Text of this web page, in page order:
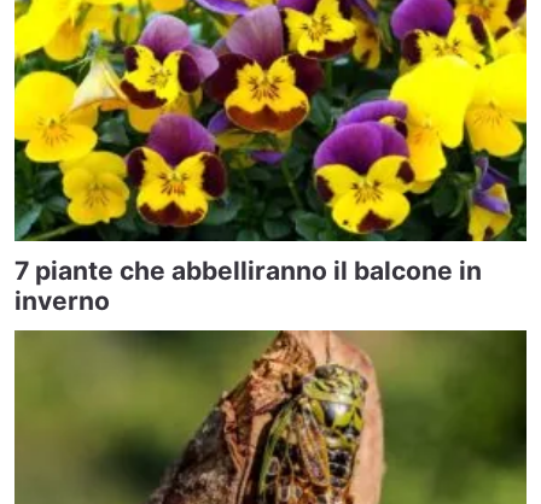
7 piante che abbelliranno il balcone in
inverno